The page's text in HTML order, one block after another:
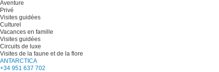
Aventure
Privé
Visites guidées
Culturel
Vacances en famille
Visites guidées
Circuits de luxe
Visites de la faune et de la flore
ANTARCTICA
+34 951 637 702